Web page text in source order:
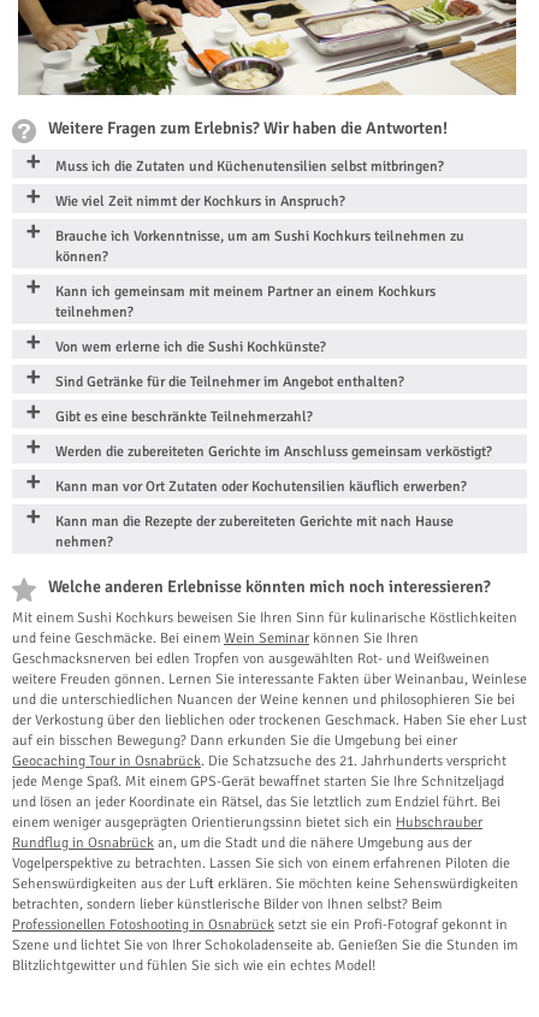
Weitere Fragen zum Erlebnis? Wir haben die Antworten!
Muss ich die Zutaten und Küchenutensilien selbst mitbringen?
Wie viel Zeit nimmt der Kochkurs in Anspruch?
Brauche ich Vorkenntnisse, um am Sushi Kochkurs teilnehmen zu
können?
Kann ich gemeinsam mit meinem Partner an einem Kochkurs
teilnehmen?
Von wem erlerne ich die Sushi Kochkünste?
Sind Getränke für die Teilnehmer im Angebot enthalten?
Gibt es eine beschränkte Teilnehmerzahl?
Werden die zubereiteten Gerichte im Anschluss gemeinsam verköstigt?
Kann man vor Ort Zutaten oder Kochutensilien käuflich erwerben?
Kann man die Rezepte der zubereiteten Gerichte mit nach Hause
nehmen?
Welche anderen Erlebnisse könnten mich noch interessieren?
Mit einem Sushi Kochkurs beweisen Sie Ihren Sinn für kulinarische Köstlichkeiten
und feine Geschmäcke. Bei einem Wein Seminar können Sie Ihren
Geschmacksnerven bei edlen Tropfen von ausgewählten Rot- und Weißweinen
weitere Freuden gönnen. Lernen Sie interessante Fakten über Weinanbau, Weinlese
und die unterschiedlichen Nuancen der Weine kennen und philosophieren Sie bei
der Verkostung über den lieblichen oder trockenen Geschmack. Haben Sie eher Lust
auf ein bisschen Bewegung? Dann erkunden Sie die Umgebung bei einer
Geocaching Tour in Osnabrück. Die Schatzsuche des 21. Jahrhunderts verspricht
jede Menge Spaß. Mit einem GPS-Gerät bewaffnet starten Sie Ihre Schnitzeljagd
und lösen an jeder Koordinate ein Rätsel, das Sie letztlich zum Endziel führt. Bei
einem weniger ausgeprägten Orientierungssinn bietet sich ein Hubschrauber
Rundflug in Osnabrück an, um die Stadt und die nähere Umgebung aus der
Vogelperspektive zu betrachten. Lassen Sie sich von einem erfahrenen Piloten die
Sehenswürdigkeiten aus der Luft erklären. Sie möchten keine Sehenswürdigkeiten
betrachten, sondern lieber künstlerische Bilder von Ihnen selbst? Beim
Professionellen Fotoshooting in Osnabrück setzt sie ein Profi-Fotograf gekonnt in
Szene und lichtet Sie von Ihrer Schokoladenseite ab. Genießen Sie die Stunden im
Blitzlichtgewitter und fühlen Sie sich wie ein echtes Model!